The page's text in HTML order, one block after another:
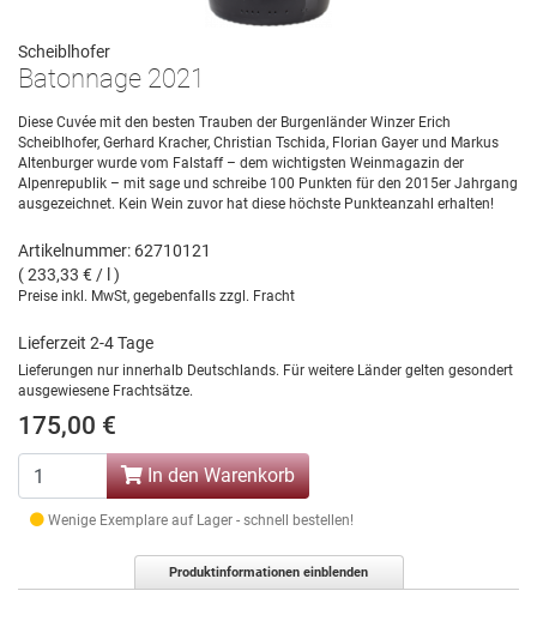
Scheiblhofer
Batonnage 2021
Diese Cuvée mit den besten Trauben der Burgenländer Winzer Erich
Scheiblhofer, Gerhard Kracher, Christian Tschida, Florian Gayer und Markus
Altenburger wurde vom Falstaff – dem wichtigsten Weinmagazin der
Alpenrepublik – mit sage und schreibe 100 Punkten für den 2015er Jahrgang
ausgezeichnet. Kein Wein zuvor hat diese höchste Punkteanzahl erhalten!
Artikelnummer: 62710121
( 233,33 € / l )
Preise inkl. MwSt, gegebenfalls zzgl. Fracht
Lieferzeit 2-4 Tage
Lieferungen nur innerhalb Deutschlands. Für weitere Länder gelten gesondert
ausgewiesene Frachtsätze.
175,00 €
In den Warenkorb
Wenige Exemplare auf Lager - schnell bestellen!
Produktinformationen einblenden